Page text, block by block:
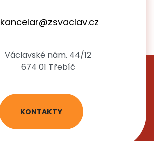
kancelar@zsvaclav.cz
Václavské nám. 44/12
674 01 Třebíč
KONTAKTY